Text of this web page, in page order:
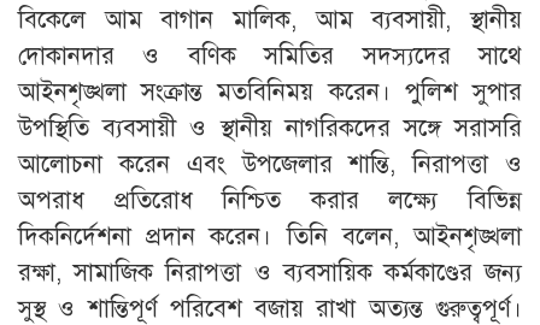
বিকেলে আম বাগান মালিক, আম ব্যবসায়ী, স্থানীয়
দোকানদার ও বণিক সমিতির সদস্যদের সাথে
আইনশৃঙ্খলা সংক্রান্ত মতবিনিময় করেন। পুলিশ সুপার
উপস্থিতি ব্যবসায়ী ও স্থানীয় নাগরিকদের সঙ্গে সরাসরি
আলোচনা করেন এবং উপজেলার শান্তি, নিরাপত্তা ও
অপরাধ প্রতিরোধ নিশ্চিত করার লক্ষ্যে বিভিন্ন
দিকনির্দেশনা প্রদান করেন। তিনি বলেন, আইনশৃঙ্খলা
রক্ষা, সামাজিক নিরাপত্তা ও ব্যবসায়িক কর্মকাণ্ডের জন্য
সুস্থ ও শান্তিপূর্ণ পরিবেশ বজায় রাখা অত্যন্ত গুরুত্বপূর্ণ।